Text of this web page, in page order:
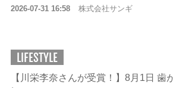
2026-07-31 16:58 株式会社サンギ
LIFESTYLE
【川栄李奈さんが受賞！】8月1日 歯